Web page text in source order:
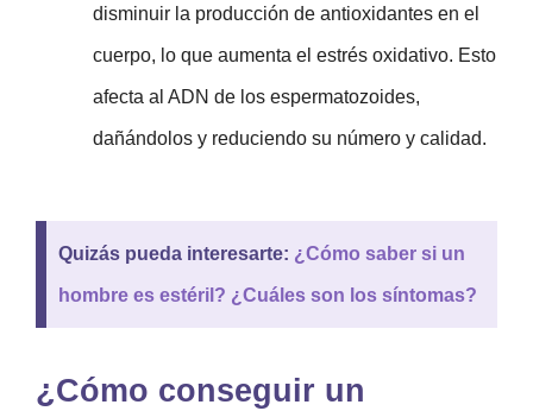
disminuir la producción de antioxidantes en el
cuerpo, lo que aumenta el estrés oxidativo. Esto
afecta al ADN de los espermatozoides,
dañándolos y reduciendo su número y calidad.
Quizás pueda interesarte: ¿Cómo saber si un
hombre es estéril? ¿Cuáles son los síntomas?
¿Cómo conseguir un